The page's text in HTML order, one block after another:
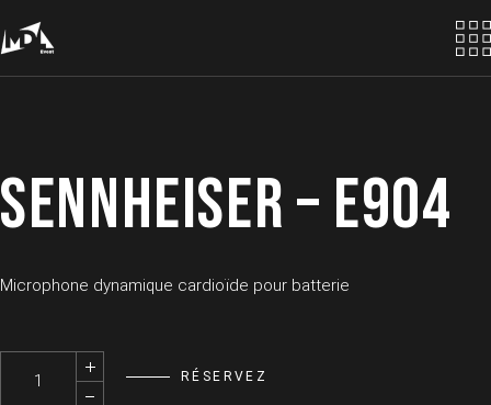
the
content
SENNHEISER – E904
Microphone dynamique cardioïde pour batterie
SENNHEISER - E904 quantity
RÉSERVEZ